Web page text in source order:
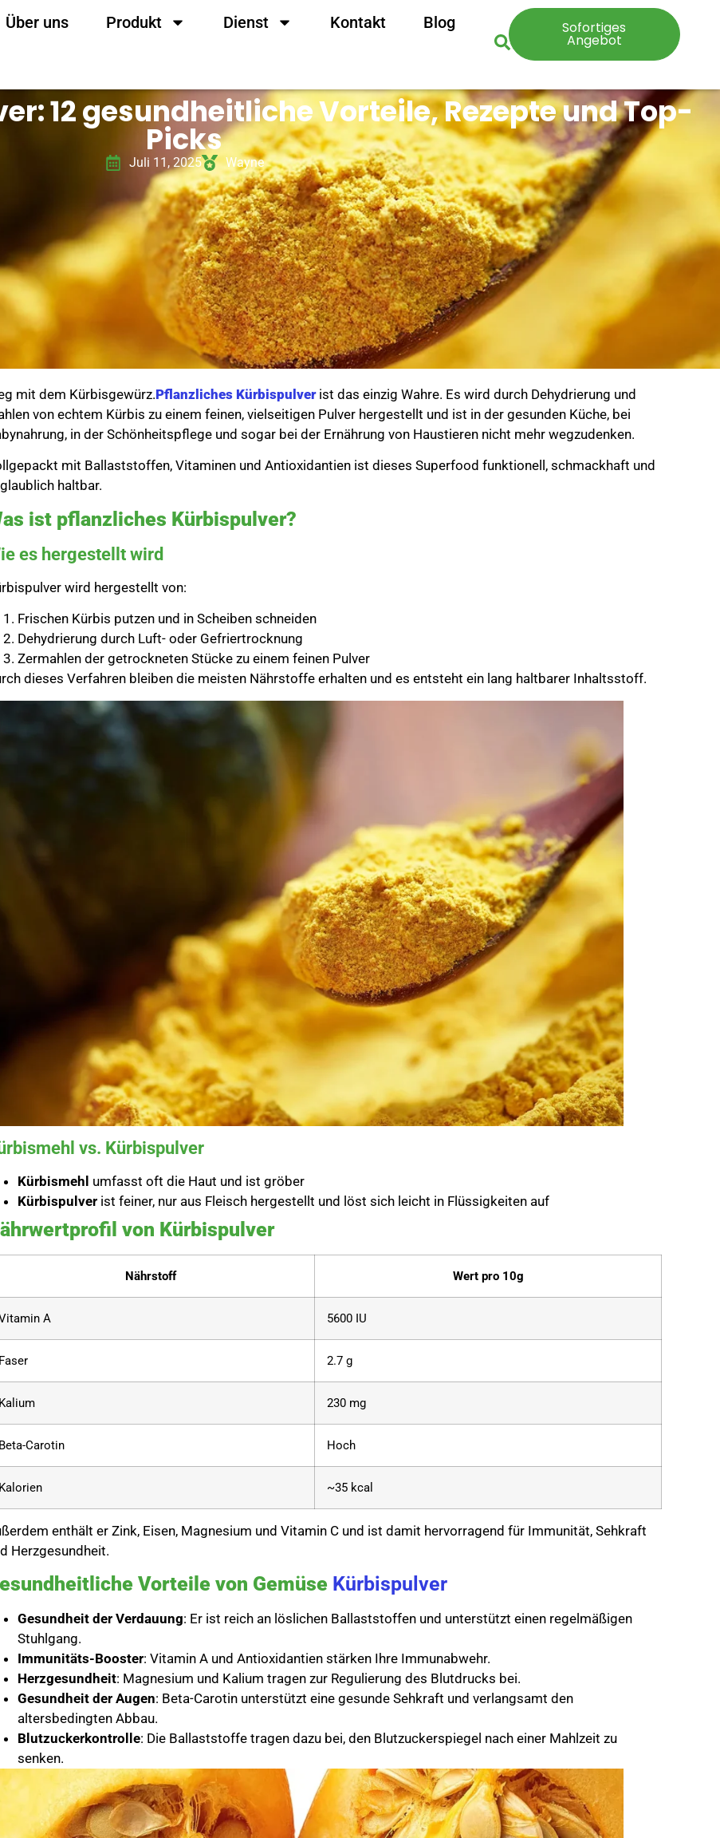
Über uns Produkt Dienst Kontakt Blog Sofortiges
Angebot
12 gesundheitliche Vorteile, Rezepte und Top-
Picks
Juli 11, 2025 Wayne
mit dem Kürbisgewürz.Pflanzliches Kürbispulverist das einzig Wahre. Es wird durch Dehydrierung und
von echtem Kürbis zu einem feinen, vielseitigen Pulver hergestellt und ist in der gesunden Küche, bei
in der Schönheitspflege und sogar bei der Ernährung von Haustieren nicht mehr wegzudenken.
mit Ballaststoffen, Vitaminen und Antioxidantien ist dieses Superfood funktionell, schmackhaft und
haltbar.
ist pflanzliches Kürbispulver?
es hergestellt wird
wird hergestellt von:
Frischen Kürbis putzen und in Scheiben schneiden
Dehydrierung durch Luft- oder Gefriertrocknung
Zermahlen der getrockneten Stücke zu einem feinen Pulver
dieses Verfahren bleiben die meisten Nährstoffe erhalten und es entsteht ein lang haltbarer Inhaltsstoff.
vs. Kürbispulver
Kürbismehl umfasst oft die Haut und ist gröber
Kürbispulver ist feiner, nur aus Fleisch hergestellt und löst sich leicht in Flüssigkeiten auf
von Kürbispulver
Nährstoff Wert pro 10g
A 5600 IU
Faser 2.7 g
Kalium 230 mg
Beta-Carotin Hoch
Kalorien ~35 kcal
enthält er Zink, Eisen, Magnesium und Vitamin C und ist damit hervorragend für Immunität, Sehkraft
Herzgesundheit.
Vorteile von Gemüse Kürbispulver
Gesundheit der Verdauung: Er ist reich an löslichen Ballaststoffen und unterstützt einen regelmäßigen
Stuhlgang.
Immunitäts-Booster: Vitamin A und Antioxidantien stärken Ihre Immunabwehr.
Herzgesundheit: Magnesium und Kalium tragen zur Regulierung des Blutdrucks bei.
Gesundheit der Augen: Beta-Carotin unterstützt eine gesunde Sehkraft und verlangsamt den
altersbedingten Abbau.
Blutzuckerkontrolle: Die Ballaststoffe tragen dazu bei, den Blutzuckerspiegel nach einer Mahlzeit zu
senken.